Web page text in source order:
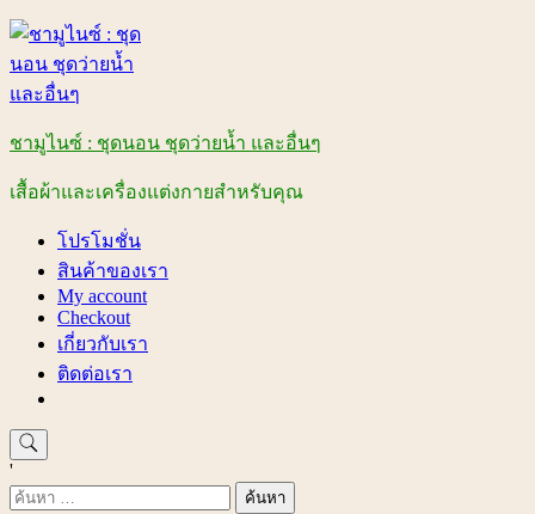
Skip
content
ชามูไนซ์ : ชุดนอน ชุดว่ายน้ำ และอื่นๆ
เสื้อผ้าและเครื่องแต่งกายสำหรับคุณ
โปรโมชั่น
สินค้าของเรา
My account
Checkout
เกี่ยวกับเรา
ติดต่อเรา
'
ค้นหา